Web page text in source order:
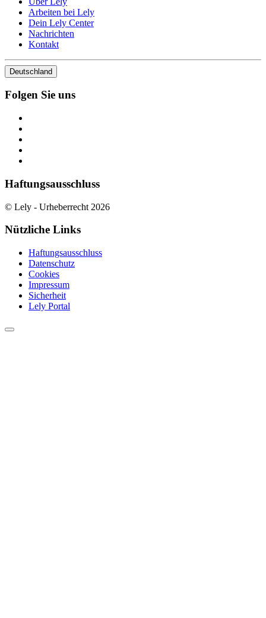
Arbeiten bei Lely
Dein Lely Center
Nachrichten
Kontakt
Deutschland
Folgen Sie uns
Haftungsausschluss
© Lely - Urheberrecht 2026
Nützliche Links
Haftungsausschluss
Datenschutz
Cookies
Impressum
Sicherheit
Lely Portal